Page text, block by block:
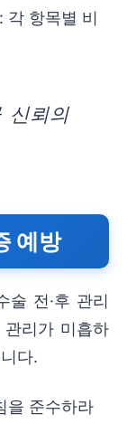
각 항목별 비
신뢰의
예방
술 전·후 관리
리가 미흡하
다.
을 준수하라